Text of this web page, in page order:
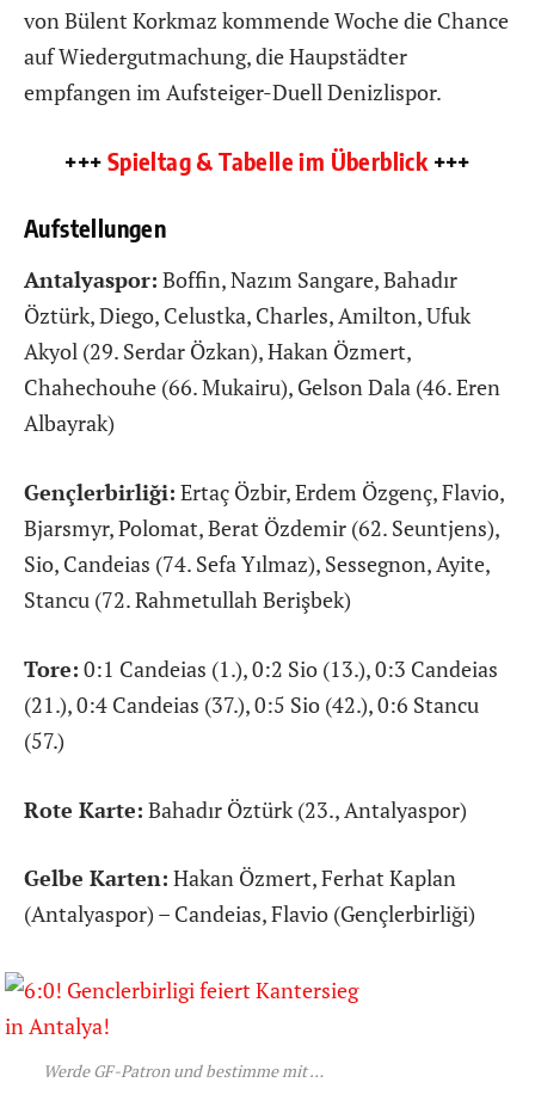
von Bülent Korkmaz kommende Woche die Chance
auf Wiedergutmachung, die Haupstädter
empfangen im Aufsteiger-Duell Denizlispor.
+++ Spieltag & Tabelle im Überblick +++
Aufstellungen
Antalyaspor: Boffin, Nazım Sangare, Bahadır
Öztürk, Diego, Celustka, Charles, Amilton, Ufuk
Akyol (29. Serdar Özkan), Hakan Özmert,
Chahechouhe (66. Mukairu), Gelson Dala (46. Eren
Albayrak)
Gençlerbirliği: Ertaç Özbir, Erdem Özgenç, Flavio,
Bjarsmyr, Polomat, Berat Özdemir (62. Seuntjens),
Sio, Candeias (74. Sefa Yılmaz), Sessegnon, Ayite,
Stancu (72. Rahmetullah Berişbek)
Tore: 0:1 Candeias (1.), 0:2 Sio (13.), 0:3 Candeias
(21.), 0:4 Candeias (37.), 0:5 Sio (42.), 0:6 Stancu
(57.)
Rote Karte: Bahadır Öztürk (23., Antalyaspor)
Gelbe Karten: Hakan Özmert, Ferhat Kaplan
(Antalyaspor) – Candeias, Flavio (Gençlerbirliği)
Werde GF-Patron und bestimme mit …